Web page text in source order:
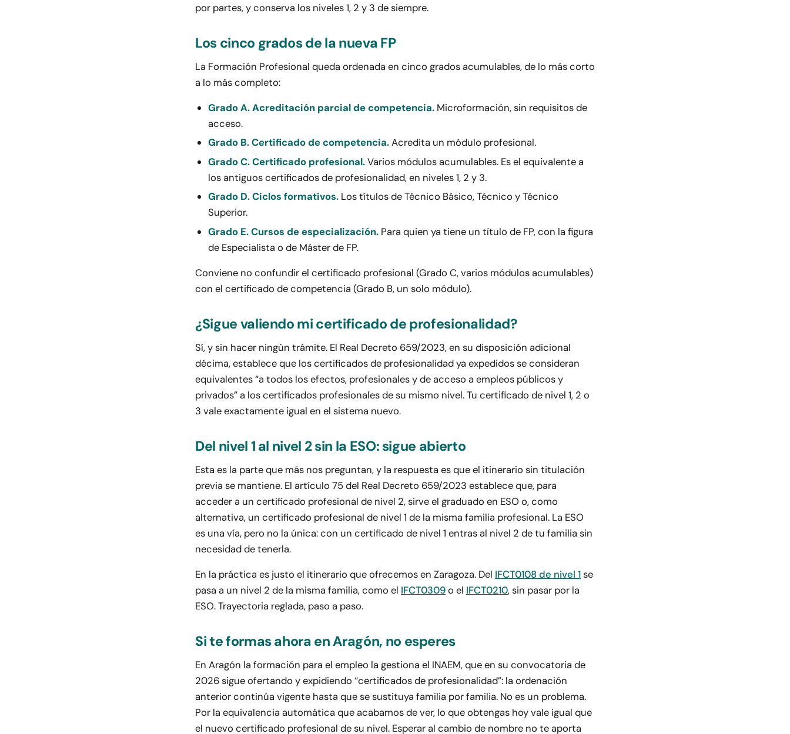
por partes, y conserva los niveles 1, 2 y 3 de siempre.
Los cinco grados de la nueva FP
La Formación Profesional queda ordenada en cinco grados acumulables, de lo más corto
a lo más completo:
Grado A. Acreditación parcial de competencia. Microformación, sin requisitos de
acceso.
Grado B. Certificado de competencia.Acredita un módulo profesional.
Grado C. Certificado profesional.Varios módulos acumulables. Es el equivalente a
los antiguos certificados de profesionalidad, en niveles 1, 2 y 3.
Grado D. Ciclos formativos. Los títulos de Técnico Básico, Técnico y Técnico
Superior.
Grado E. Cursos de especialización. Para quien ya tiene un título de FP, con la figura
de Especialista o de Máster de FP.
Conviene no confundir el certificado profesional (Grado C, varios módulos acumulables)
con el certificado de competencia (Grado B, un solo módulo).
¿Sigue valiendo mi certificado de profesionalidad?
Sí, y sin hacer ningún trámite. El Real Decreto 659/2023, en su disposición adicional
décima, establece que los certificados de profesionalidad ya expedidos se consideran
equivalentes “a todos los efectos, profesionales y de acceso a empleos públicos y
privados” a los certificados profesionales de su mismo nivel. Tu certificado de nivel 1, 2 o
3 vale exactamente igual en el sistema nuevo.
Del nivel 1 al nivel 2 sin la ESO: sigue abierto
Esta es la parte que más nos preguntan, y la respuesta es que el itinerario sin titulación
previa se mantiene. El artículo 75 del Real Decreto 659/2023 establece que, para
acceder a un certificado profesional de nivel 2, sirve el graduado en ESO o, como
alternativa, un certificado profesional de nivel 1 de la misma familia profesional. La ESO
es una vía, pero no la única: con un certificado de nivel 1 entras al nivel 2 de tu familia sin
necesidad de tenerla.
En la práctica es justo el itinerario que ofrecemos en Zaragoza. Del IFCT0108 de nivel 1se
pasa a un nivel 2 de la misma familia, como el IFCT0309o el IFCT0210, sin pasar por la
ESO. Trayectoria reglada, paso a paso.
Si te formas ahora en Aragón, no esperes
En Aragón la formación para el empleo la gestiona el INAEM, que en su convocatoria de
2026 sigue ofertando y expidiendo “certificados de profesionalidad”: la ordenación
anterior continúa vigente hasta que se sustituya familia por familia. No es un problema.
Por la equivalencia automática que acabamos de ver, lo que obtengas hoy vale igual que
el nuevo certificado profesional de su nivel. Esperar al cambio de nombre no te aporta